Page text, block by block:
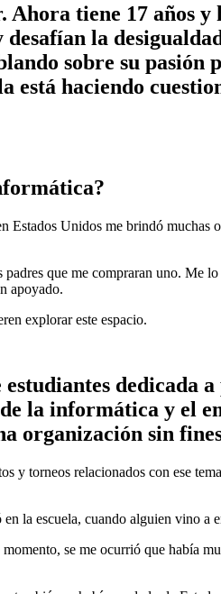
tiene 17 años
la
sobre su pasión
haciendo
Unidos me brindó muchas
que me compraran uno.
apoyado.
explorar este espacio.
dedicada
la informática y el
organización sin
y torneos relacionados con ese
la escuela, cuando alguien vino a
se me ocurrió que había